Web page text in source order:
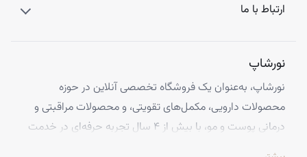
ارتباط با ما
نورشاپ
نورشاپ، به‌عنوان یک فروشگاه تخصصی آنلاین در حوزه
محصولات دارویی، مکمل‌های تقویتی، و محصولات مراقبتی و
درمانی پوست و مو، با بیش از ۴ سال تجربه حرفه‌ای در خدمت